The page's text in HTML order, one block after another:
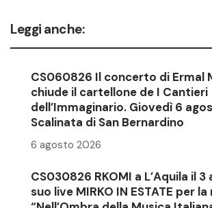
Leggi anche:
CS060826 Il concerto di Ermal
chiude il cartellone de I Cantieri
dell’Immaginario. Giovedì 6
Scalinata di San Bernardino
6 agosto 2026
CS030826 RKOMI a L’Aquila il
suo live MIRKO IN ESTATE per